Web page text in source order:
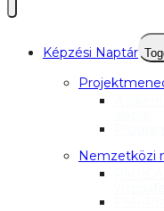
Képzési Naptár
Nemzetközi